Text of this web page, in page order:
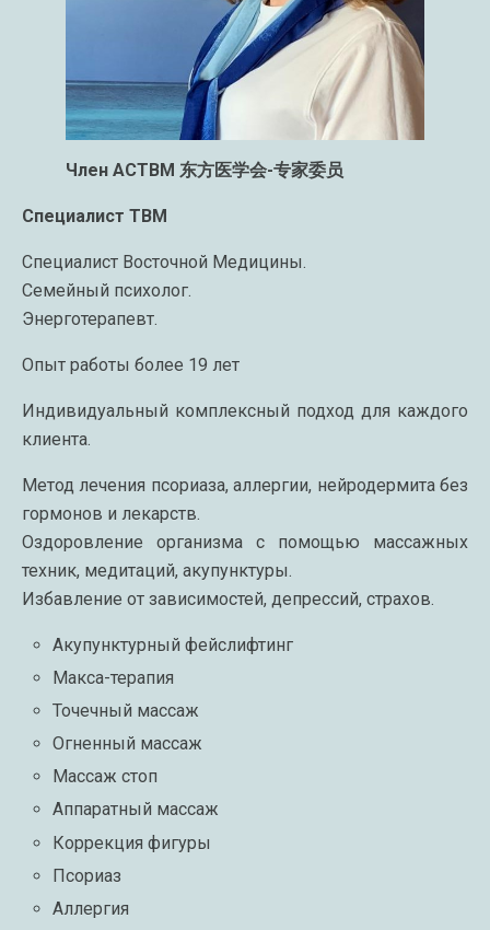
Член АСТВМ 东方医学会-专家委员
Специалист ТВМ
Специалист Восточной Медицины.
Семейный психолог.
Энерготерапевт.
Опыт работы более 19 лет
Индивидуальный комплексный подход для каждого
клиента.
Метод лечения псориаза, аллергии, нейродермита без
гормонов и лекарств.
Оздоровление организма с помощью массажных
техник, медитаций, акупунктуры.
Избавление от зависимостей, депрессий, страхов.
Акупунктурный фейслифтинг
Макса-терапия
Точечный массаж
Огненный массаж
Массаж стоп
Аппаратный массаж
Коррекция фигуры
Псориаз
Аллергия